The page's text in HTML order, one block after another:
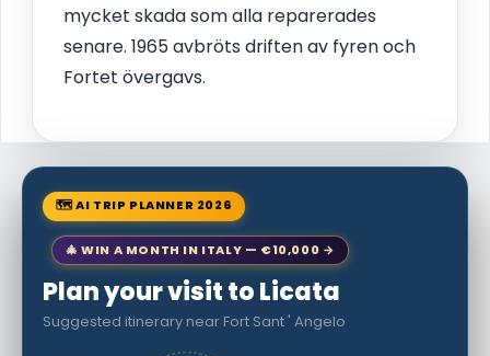
mycket skada som alla reparerades
senare. 1965 avbröts driften av fyren och
Fortet övergavs.
🗺 AI TRIP PLANNER 2026
🎄 WIN A MONTH IN ITALY — €10,000 →
Plan your visit to Licata
Suggested itinerary near Fort Sant ' Angelo